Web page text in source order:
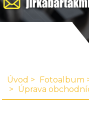
Úvod Fotoalbum
Úprava